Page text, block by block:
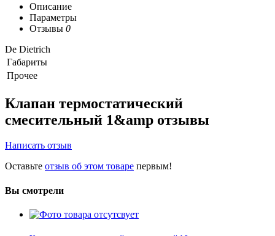
Описание
Параметры
Отзывы 0
De Dietrich
Габариты
Прочее
Клапан термостатический
смесительный 1&amp отзывы
Написать отзыв
Оставьте отзыв об этом товаре первым!
Вы смотрели